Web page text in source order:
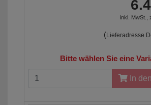
inkl. MwSt.,
(Lieferadresse
Bitte wählen Sie eine
In